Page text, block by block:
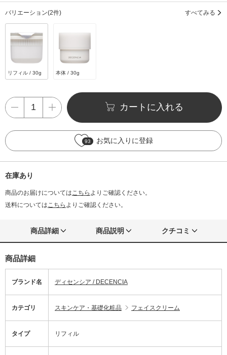
バリエーション(2件) すべてみる
リフィル / 30g 本体 / 30g
カートに入れる
93 お気に入りに登録
在庫あり
商品のお届けについては こちら よりご確認ください。
送料については こちら よりご確認ください。
商品詳細 商品説明 クチコミ
商品詳細
ブランド名 ディセンシア / DECENCIA
カテゴリ スキンケア・基礎化粧品 フェイスクリーム
タイプ リフィル